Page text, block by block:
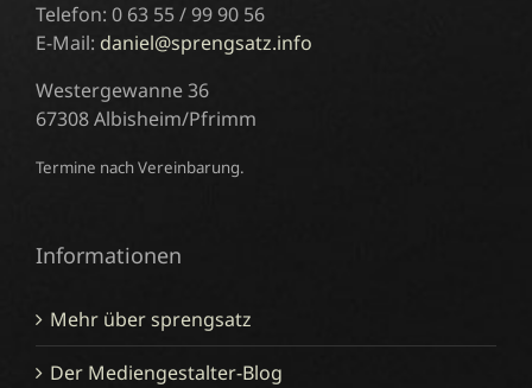
Telefon: 0 63 55 / 99 90 56
E-Mail: daniel@sprengsatz.info
Westergewanne 36
67308 Albisheim/Pfrimm
Termine nach Vereinbarung.
Informationen
Mehr über sprengsatz
Der Mediengestalter-Blog